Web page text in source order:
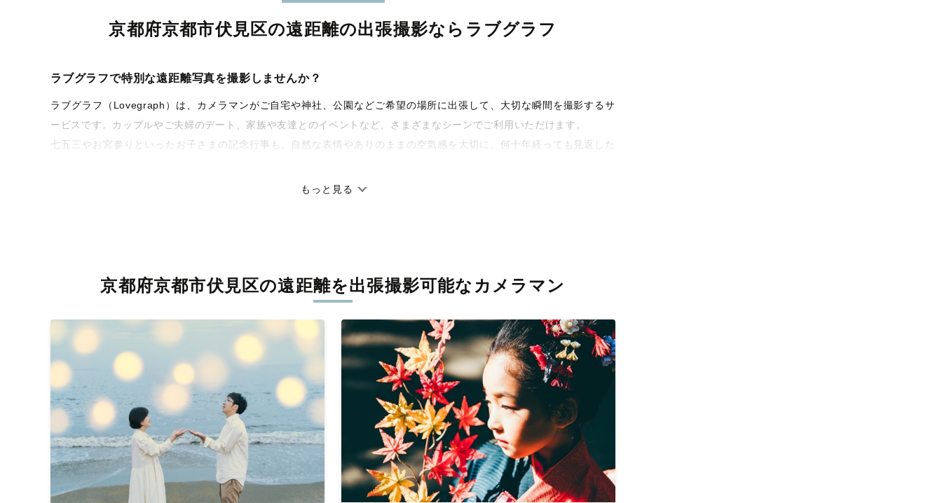
京都府京都市伏見区の遠距離の出張撮影なら ラブグラフ
ラブグラフで特別な遠距離写真を撮影しませんか？
ラブグラフ（Lovegraph）は、カメラマンがご自宅や神社、公園などご希望の場所に出張して、大切な瞬間を撮影するサ
ービスです。カップルやご夫婦のデート、家族や友達とのイベントなど、さまざまなシーンでご利用いただけます。
七五三やお宮参りといったお子さまの記念行事も、自然な表情やありのままの空気感を大切に、何十年経っても見返した
丁寧なレタッチで思い出を美しく仕上げます
上がりに。きっと「こんな写真を撮ってほしかった！」と思える一枚に出会えます。まずは、ラブグラフの撮影事例をご
覧ください。
もっと見る
京都府京都市伏見区の遠距離を出張撮影可能なカメラマン